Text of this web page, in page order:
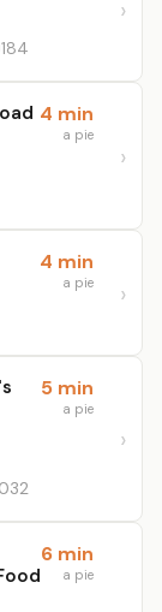
4 min
a pie
4 min
a pie
5 min
a pie
6 min
a pie